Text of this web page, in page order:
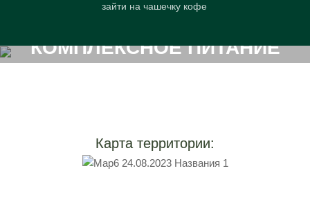
зайти на чашечку кофе
КОМПЛЕКСНОЕ ПИТАНИЕ
Карта территории: